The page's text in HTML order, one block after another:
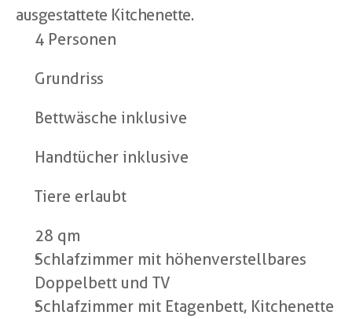
ausgestattete Kitchenette.
4 Personen
Grundriss
Bettwäsche inklusive
Handtücher inklusive
Tiere erlaubt
28 qm
Schlafzimmer mit höhenverstellbares
Doppelbett und TV
Schlafzimmer mit Etagenbett, Kitchenette